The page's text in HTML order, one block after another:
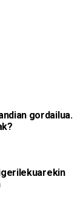
gordailua.